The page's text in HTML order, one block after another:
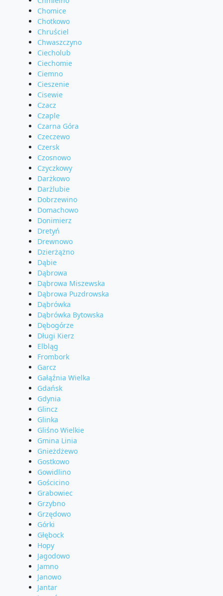
Chomice
Chotkowo
Chruściel
Chwaszczyno
Ciecholub
Ciechomie
Ciemno
Cieszenie
Cisewie
Czacz
Czaple
Czarna Góra
Czeczewo
Czersk
Czosnowo
Czyczkowy
Darżkowo
Darżlubie
Dobrzewino
Domachowo
Donimierz
Dretyń
Drewnowo
Dzierżążno
Dąbie
Dąbrowa
Dąbrowa Miszewska
Dąbrowa Puzdrowska
Dąbrówka
Dąbrówka Bytowska
Dębogórze
Długi Kierz
Elbląg
Frombork
Garcz
Gałąźnia Wielka
Gdańsk
Gdynia
Glincz
Glinka
Gliśno Wielkie
Gmina Linia
Gnieżdżewo
Gostkowo
Gowidlino
Gościcino
Grabowiec
Grzybno
Grzędowo
Górki
Głębock
Hopy
Jagodowo
Jamno
Janowo
Jantar